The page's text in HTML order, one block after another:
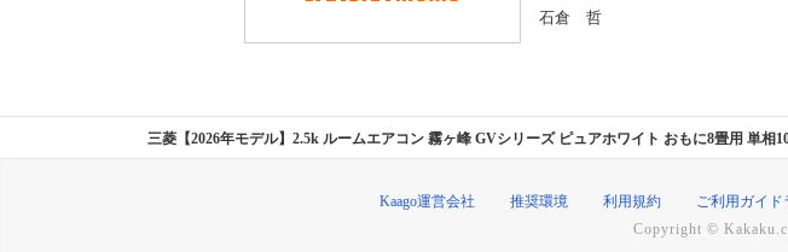
石倉 哲
三菱【2026年モデル】2.5k ルームエアコン 霧ヶ峰 GVシリーズ ピュアホワイト おもに8畳用 単
Kaago運営会社 推奨環境 利用規約 ご利用ガイド
Copyright ©